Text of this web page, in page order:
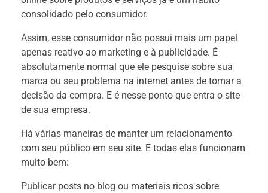
consolidado pelo consumidor.
Assim, esse consumidor não possui mais um papel
apenas reativo ao marketing e à publicidade. É
absolutamente normal que ele pesquise sobre sua
marca ou seu problema na internet antes de tomar a
decisão da compra. E é nesse ponto que entra o site
de sua empresa.
Há várias maneiras de manter um relacionamento
com seu público em seu site. E todas elas funcionam
muito bem:
Publicar posts no blog ou materiais ricos sobre